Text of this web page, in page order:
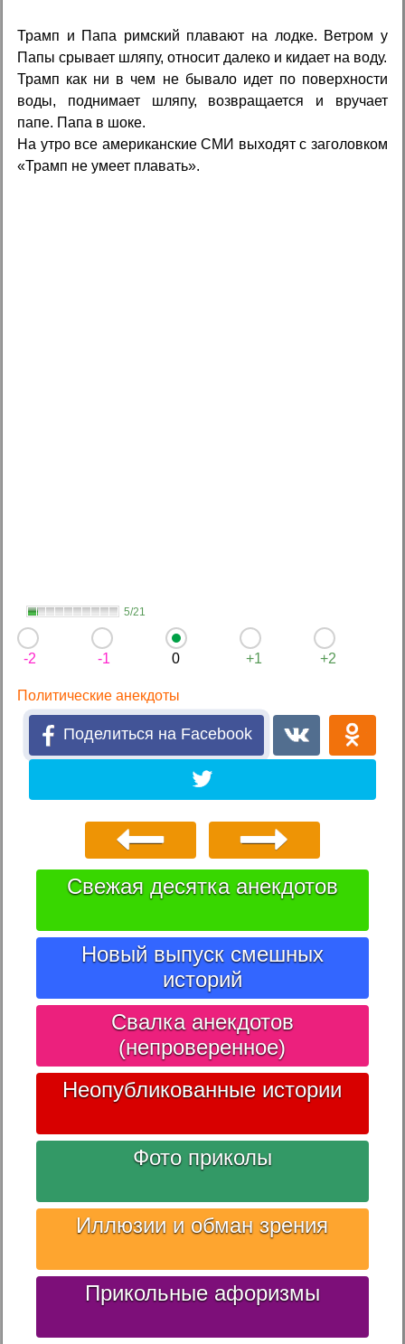
Трамп и Папа римский плавают на лодке. Ветром у
Папы срывает шляпу, относит далеко и кидает на воду.
Трамп как ни в чем не бывало идет по поверхности
воды, поднимает шляпу, возвращается и вручает
папе. Папа в шоке.
На утро все американские СМИ выходят с заголовком
«Трамп не умеет плавать».
5/21
-2 -1 0 +1 +2
Политические анекдоты
Поделиться на Facebook
Свежая десятка анекдотов
Новый выпуск смешных
историй
Свалка анекдотов
(непроверенное)
Неопубликованные истории
Фото приколы
Иллюзии и обман зрения
Прикольные афоризмы